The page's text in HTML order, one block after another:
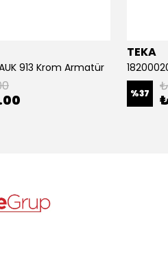
913 Krom Armatür
TEKA
%37